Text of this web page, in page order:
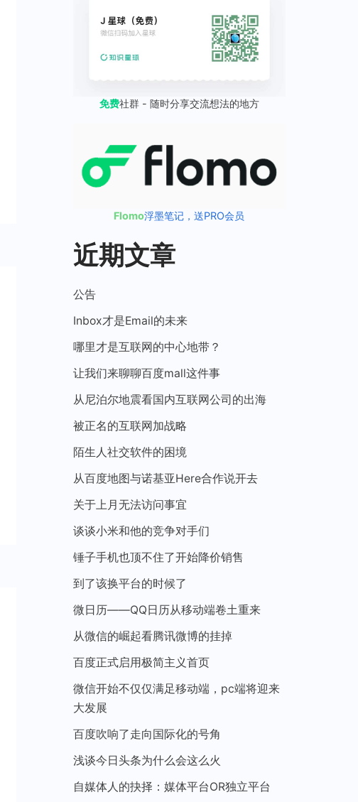
免费社群 - 随时分享交流想法的地方
Flomo浮墨笔记，送PRO会员
近期文章
公告
Inbox才是Email的未来
哪里才是互联网的中心地带？
让我们来聊聊百度mall这件事
从尼泊尔地震看国内互联网公司的出海
被正名的互联网加战略
陌生人社交软件的困境
从百度地图与诺基亚Here合作说开去
关于上月无法访问事宜
谈谈小米和他的竞争对手们
锤子手机也顶不住了开始降价销售
到了该换平台的时候了
微日历——QQ日历从移动端卷土重来
从微信的崛起看腾讯微博的挂掉
百度正式启用极简主义首页
微信开始不仅仅满足移动端，pc端将迎来
大发展
百度吹响了走向国际化的号角
浅谈今日头条为什么会这么火
自媒体人的抉择：媒体平台OR独立平台